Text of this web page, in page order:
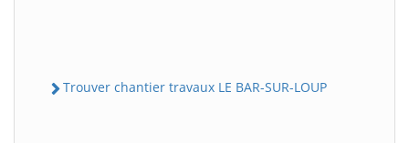
Trouver chantier travaux LE BAR-SUR-LOUP